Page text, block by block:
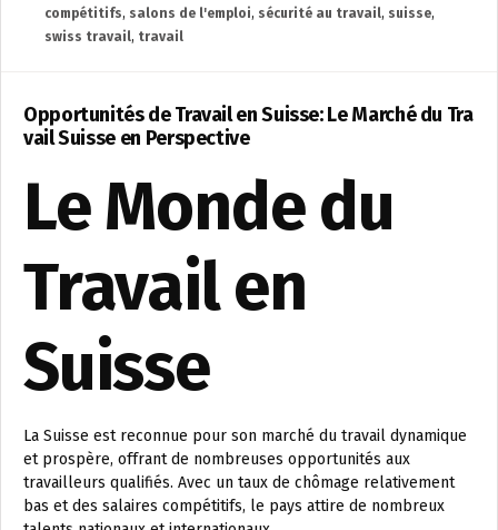
compétitifs, salons de l'emploi, sécurité au travail, suisse,
swiss travail, travail
Opportunités de Travail en Suisse: Le Marché du Tra
vail Suisse en Perspective
Le Monde du
Travail en
Suisse
La Suisse est reconnue pour son marché du travail dynamique
et prospère, offrant de nombreuses opportunités aux
travailleurs qualifiés. Avec un taux de chômage relativement
bas et des salaires compétitifs, le pays attire de nombreux